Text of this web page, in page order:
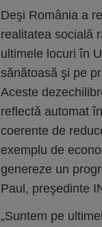
Deşi România a
realitatea socială
ultimele locuri în
sănătoasă şi pe
Aceste
reflectă automat
coerente de
exemplu de
genereze un
Paul, preşedinte
„Suntem pe